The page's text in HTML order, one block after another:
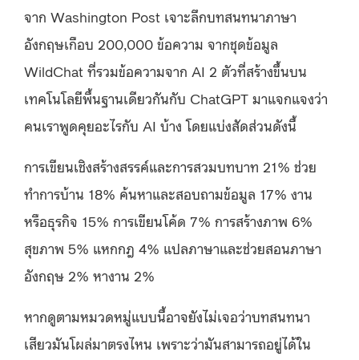
จาก Washington Post เจาะลึกบทสนทนาภาษา
อังกฤษเกือบ 200,000 ข้อความ จากชุดข้อมูล
WildChat ที่รวมข้อความจาก AI 2 ตัวที่สร้างขึ้นบน
เทคโนโลยีพื้นฐานเดียวกันกับ ChatGPT มาแจกแจงว่า
คนเราพูดคุยอะไรกับ AI บ้าง โดยแบ่งสัดส่วนดังนี้
การเขียนเชิงสร้างสรรค์และการสวมบทบาท 21% ช่วย
ทำการบ้าน 18% ค้นหาและสอบถามข้อมูล 17% งาน
หรือธุรกิจ 15% การเขียนโค้ด 7% การสร้างภาพ 6%
สุขภาพ 5% แหกกฎ 4% แปลภาษาและช่วยสอนภาษา
อังกฤษ 2% หางาน 2%
หากดูตามหมวดหมู่แบบนี้อาจยังไม่เจอว่าบทสนทนา
เสียวมันโผล่มาตรงไหน เพราะว่ามันสามารถอยู่ได้ใน